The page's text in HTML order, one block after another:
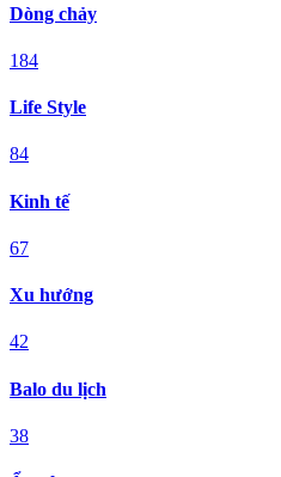
Dòng chảy
184
Life Style
84
Kinh tế
67
Xu hướng
42
Balo du lịch
38